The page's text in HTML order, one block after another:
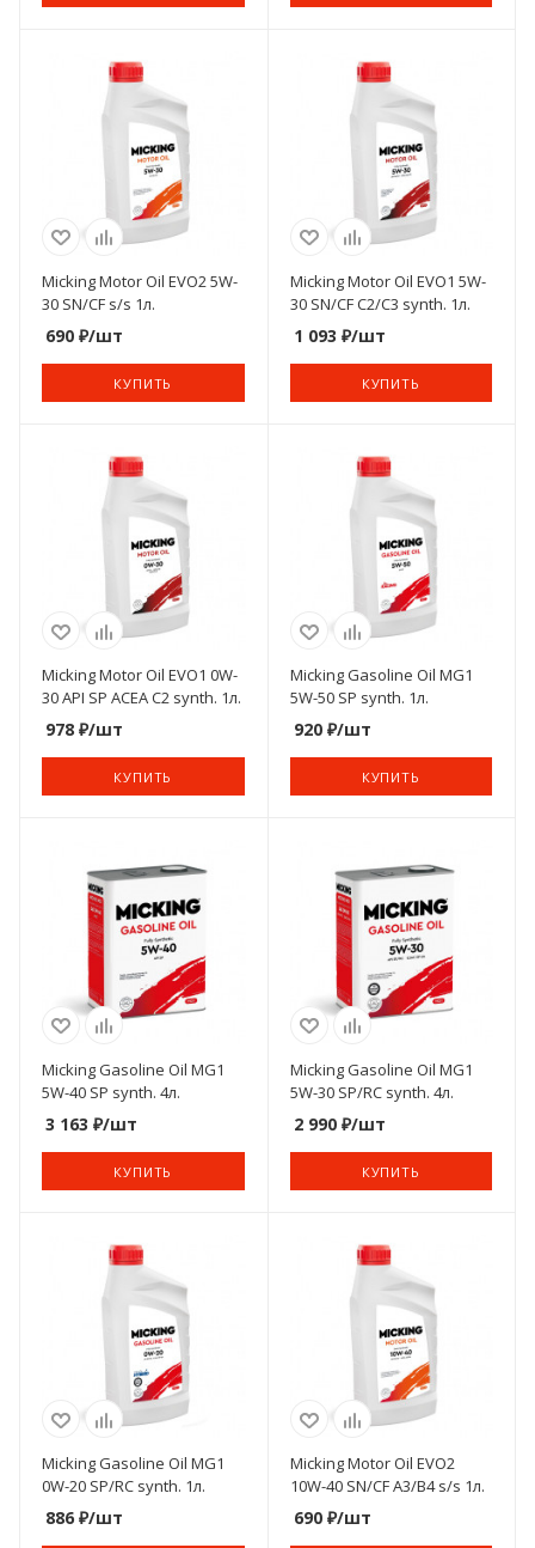
Micking Motor Oil EVO2 5W-
30 SN/CF s/s 1л.
690 ₽/шт
КУПИТЬ
Micking Motor Oil EVO1 5W-
30 SN/CF C2/C3 synth. 1л.
1 093 ₽/шт
КУПИТЬ
Micking Motor Oil EVO1 0W-
30 API SP ACEA C2 synth. 1л.
978 ₽/шт
КУПИТЬ
Micking Gasoline Oil MG1
5W-50 SP synth. 1л.
920₽/шт
КУПИТЬ
Micking Gasoline Oil MG1
5W-40 SP synth. 4л.
3 163 ₽/шт
КУПИТЬ
Micking Gasoline Oil MG1
5W-30 SP/RC synth. 4л.
2 990₽/шт
КУПИТЬ
Micking Gasoline Oil MG1
0W-20 SP/RC synth. 1л.
886 ₽/шт
Micking Motor Oil EVO2
10W-40 SN/CF A3/B4 s/s 1л.
690₽/шт